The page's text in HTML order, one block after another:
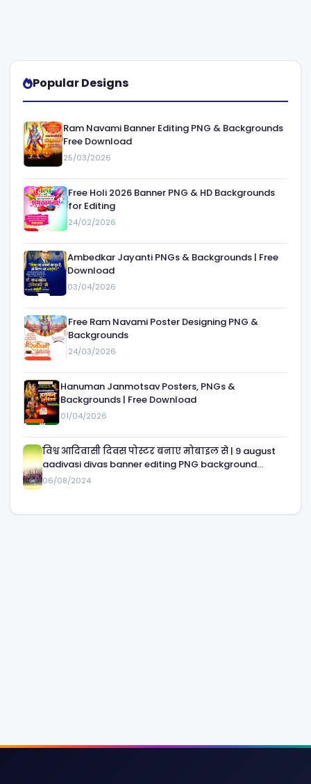
Popular Designs
Ram Navami Banner Editing PNG & Backgrounds
Free Download
25/03/2026
Free Holi 2026 Banner PNG & HD Backgrounds
for Editing
24/02/2026
Ambedkar Jayanti PNGs & Backgrounds | Free
Download
03/04/2026
Free Ram Navami Poster Designing PNG &
Backgrounds
24/03/2026
Hanuman Janmotsav Posters, PNGs &
Backgrounds | Free Download
01/04/2026
विश्व आदिवासी दिवस पोस्टर बनाए मोबाइल से | 9 august
aadivasi divas banner editing PNG background
download| 9 august आदिवासी दिवस का बैनर
06/08/2024